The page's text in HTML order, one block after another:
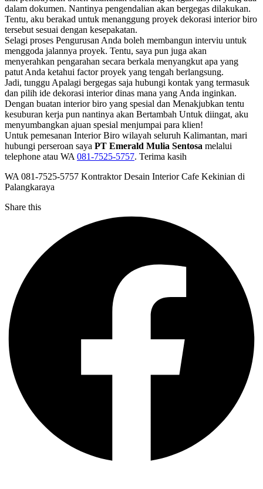
dalam dokumen. Nantinya pengendalian akan bergegas dilakukan.
Tentu, aku berakad untuk menanggung proyek dekorasi interior biro
tersebut sesuai dengan kesepakatan.
Selagi proses Pengurusan Anda boleh membangun interviu untuk
menggoda jalannya proyek. Tentu, saya pun juga akan
menyerahkan pengarahan secara berkala menyangkut apa yang
patut Anda ketahui factor proyek yang tengah berlangsung.
Jadi, tunggu Apalagi bergegas saja hubungi kontak yang termasuk
dan pilih ide dekorasi interior dinas mana yang Anda inginkan.
Dengan buatan interior biro yang spesial dan Menakjubkan tentu
kesuburan kerja pun nantinya akan Bertambah Untuk diingat, aku
menyumbangkan ajuan spesial menjumpai para klien!
Untuk pemesanan Interior Biro wilayah seluruh Kalimantan, mari
hubungi perseroan saya PT Emerald Mulia Sentosa melalui
telephone atau WA 081-7525-5757. Terima kasih
WA 081-7525-5757 Kontraktor Desain Interior Cafe Kekinian di
Palangkaraya
Share this